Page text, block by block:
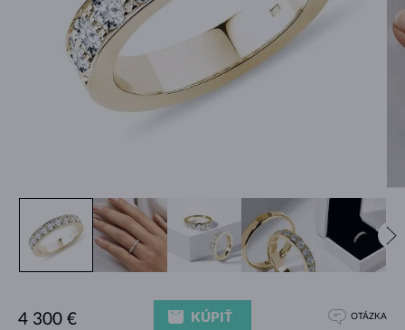
4 300 € KÚPIŤ OTÁZKA